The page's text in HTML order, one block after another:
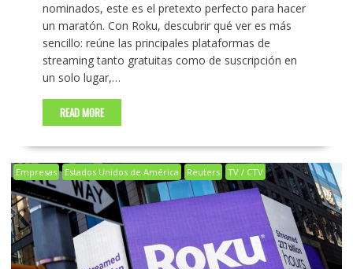
nominados, este es el pretexto perfecto para hacer
un maratón. Con Roku, descubrir qué ver es más
sencillo: reúne las principales plataformas de
streaming tanto gratuitas como de suscripción en
un solo lugar,…
READ MORE
Empresas Estados Unidos de América Reuters TV / CTV